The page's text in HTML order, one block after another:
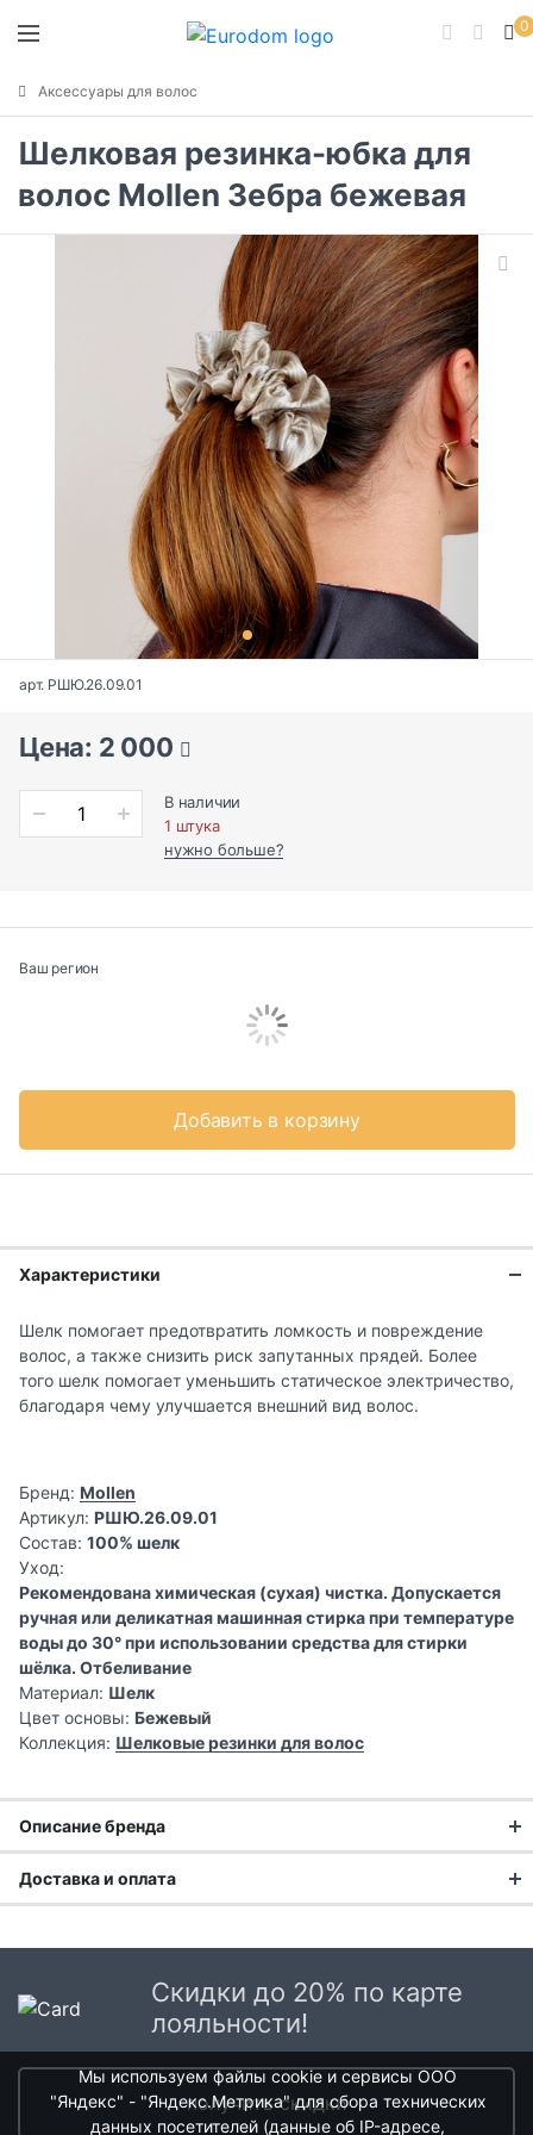
0
Аксессуары для волос
Шелковая резинка-юбка для
волос Mollen Зебра бежевая
арт. РШЮ.26.09.01
Цена: 2 000
В наличии
1 штука
нужно больше?
Ваш регион
Добавить в корзину
Характеристики
Шелк помогает предотвратить ломкость и повреждение
волос, а также снизить риск запутанных прядей. Более
того шелк помогает уменьшить статическое электричество,
благодаря чему улучшается внешний вид волос.
Бренд: Mollen
Артикул: РШЮ.26.09.01
Состав: 100% шелк
Уход:
Рекомендована химическая (сухая) чистка. Допускается
ручная или деликатная машинная стирка при температуре
воды до 30° при использовании средства для стирки
шёлка. Отбеливание
Материал: Шелк
Цвет основы: Бежевый
Коллекция: Шелковые резинки для волос
Описание бренда
Mollen – домашний текстиль премиум-класса российского
производства, не имеющий аналогов в мире благодаря
Вдохновленные корнями своей семьи и историями,
передающимися из поколения в поколение, Mollen создали
принципиально новый подход к оформлению интерьера.
домашнюю одежду и парфюм, объединенные общей
палитрой и настроением.
Доставка и оплата
Доставка в Москве и области
В Москве и Московской области доставка курьером до
Стоимость доставки в Москве в пределах МКАД399 руб.
в Московской Области и Москве за МКАД599 руб.
Интервал доставки по Московской области - с 10 до 22
Скидки до 20% по карте
лояльности!
получить скидки
Мы используем файлы cookie и сервисы ООО
"Яндекс" - "Яндекс.Метрика" для сбора технических
данных посетителей (данные об IP-адресе,